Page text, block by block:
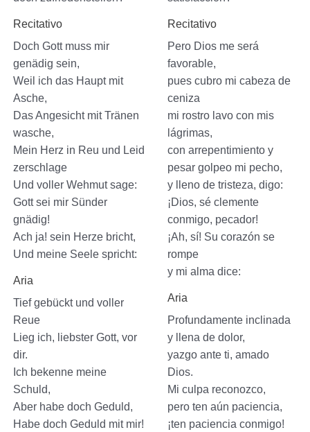
Recitativo
Doch Gott muss mir
genädig sein,
Weil ich das Haupt mit
Asche,
Das Angesicht mit Tränen
wasche,
Mein Herz in Reu und Leid
zerschlage
Und voller Wehmut sage:
Gott sei mir Sünder
gnädig!
Ach ja! sein Herze bricht,
Und meine Seele spricht:
Aria
Tief gebückt und voller
Reue
Lieg ich, liebster Gott, vor
dir.
Ich bekenne meine
Schuld,
Aber habe doch Geduld,
Habe doch Geduld mit mir!
Recitativo
Pero Dios me será
favorable,
pues cubro mi cabeza de
ceniza
mi rostro lavo con mis
lágrimas,
con arrepentimiento y
pesar golpeo mi pecho,
y lleno de tristeza, digo:
¡Dios, sé clemente
conmigo, pecador!
¡Ah, sí! Su corazón se
rompe
y mi alma dice:
Aria
Profundamente inclinada
y llena de dolor,
yazgo ante ti, amado
Dios.
Mi culpa reconozco,
pero ten aún paciencia,
¡ten paciencia conmigo!